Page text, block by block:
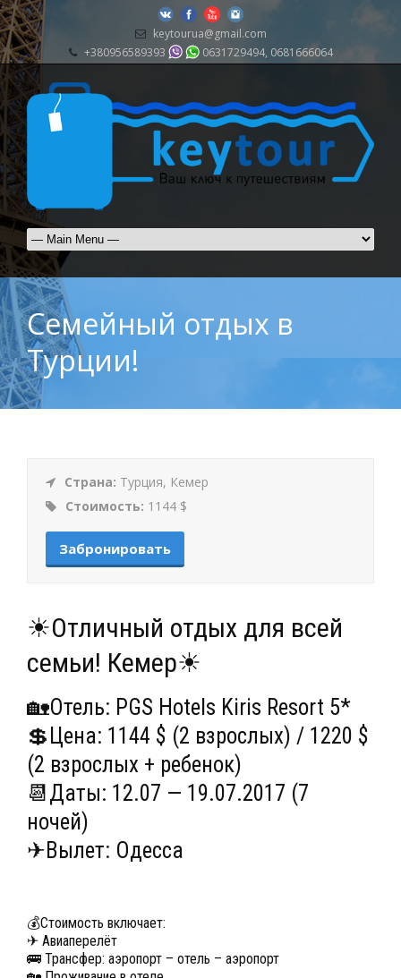
keytourua@gmail.com
+380956589393
0631729494, 0681666064
Семейный отдых в
Турции!
Страна: Турция, Кемер
Стоимость: 1144 $
Забронировать
☀Отличный отдых для всей
семьи! Кемер☀
🏡Отель: PGS Hotels Kiris Resort 5*
💲Цена: 1144 $ (2 взрослых) / 1220 $
(2 взрослых + ребенок)
📆Даты: 12.07 — 19.07.2017 (7
ночей)
✈Вылет: Одесса
💰Стоимость включает:
✈ Авиаперелёт
🚌 Трансфер: аэропорт – отель – аэропорт